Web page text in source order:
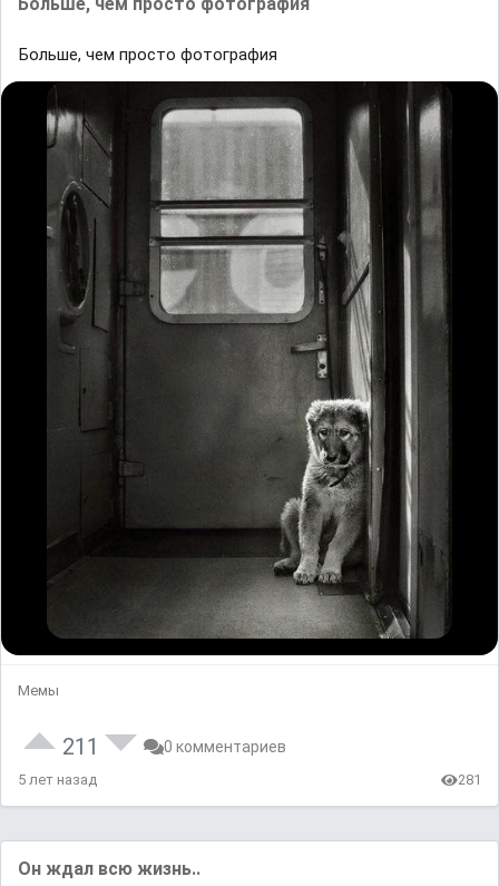
Больше, чем просто фотография
Больше, чем просто фотография
Мемы
211 0 комментариев
5 лет назад 281
Он ждал всю жизнь..